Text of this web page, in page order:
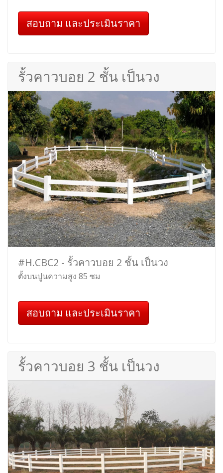
สอบถาม และประเมินราคา
รั้วคาวบอย 2 ชั้น เป็นวง
#H.CBC2 - รั้วคาวบอย 2 ชั้น เป็นวง
ตั้งบนปูนความสูง 85 ซม
สอบถาม และประเมินราคา
รั้วคาวบอย 3 ชั้น เป็นวง